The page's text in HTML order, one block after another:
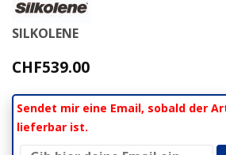
SILKOLENE
CHF539.00
Sendet mir eine Email, sobald der
lieferbar ist.